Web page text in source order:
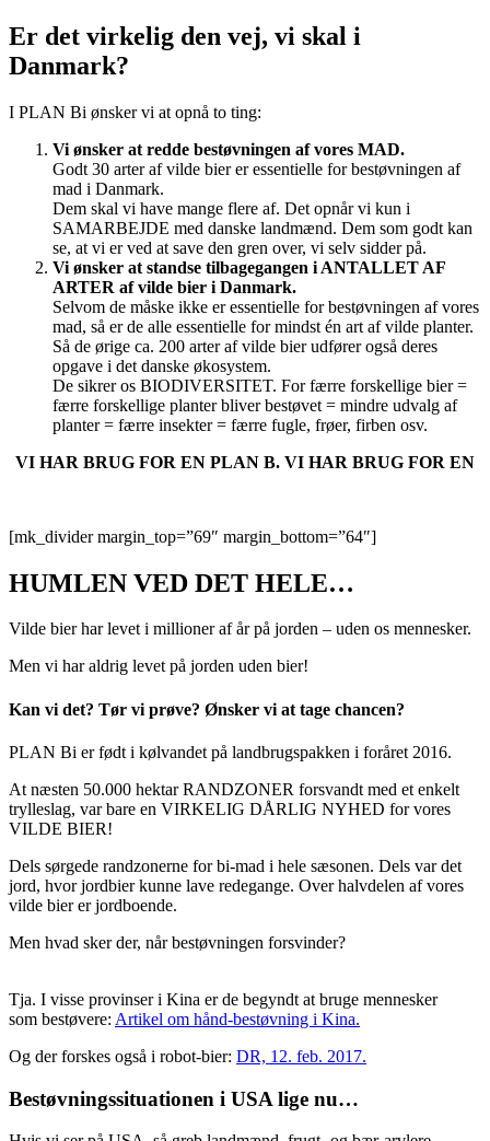
Er det virkelig den vej, vi skal i
Danmark?
I PLAN Bi ønsker vi at opnå to ting:
Vi ønsker at redde bestøvningen af vores MAD.
Godt 30 arter af vilde bier er essentielle for bestøvningen af
mad i Danmark.
Dem skal vi have mange flere af. Det opnår vi kun i
SAMARBEJDE med danske landmænd. Dem som godt kan
se, at vi er ved at save den gren over, vi selv sidder på.
Vi ønsker at standse tilbagegangen i ANTALLET AF
ARTER af vilde bier i Danmark.
Selvom de måske ikke er essentielle for bestøvningen af vores
mad, så er de alle essentielle for mindst én art af vilde planter.
Så de ørige ca. 200 arter af vilde bier udfører også deres
opgave i det danske økosystem.
De sikrer os BIODIVERSITET. For færre forskellige bier =
færre forskellige planter bliver bestøvet = mindre udvalg af
planter = færre insekter = færre fugle, frøer, firben osv.
VI HAR BRUG FOR EN PLAN B. VI HAR BRUG FOR EN
[mk_divider margin_top=”69″ margin_bottom=”64″]
HUMLEN VED DET HELE…
Vilde bier har levet i millioner af år på jorden – uden os mennesker.
Men vi har aldrig levet på jorden uden bier!
Kan vi det? Tør vi prøve? Ønsker vi at tage chancen?
PLAN Bi er født i kølvandet på landbrugspakken i foråret 2016.
At næsten 50.000 hektar RANDZONER forsvandt med et enkelt
trylleslag, var bare en VIRKELIG DÅRLIG NYHED for vores
VILDE BIER!
Dels sørgede randzonerne for bi-mad i hele sæsonen. Dels var det
jord, hvor jordbier kunne lave redegange. Over halvdelen af vores
vilde bier er jordboende.
Men hvad sker der, når bestøvningen forsvinder?
Tja. I visse provinser i Kina er de begyndt at bruge mennesker
som bestøvere: Artikel om hånd-bestøvning i Kina.
Og der forskes også i robot-bier: DR, 12. feb. 2017.
Bestøvningssituationen i USA lige nu…